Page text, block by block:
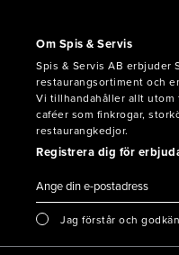
Om Spis & Servis
Spis & Servis AB erbjuder
restaurangsortiment och
Vi tillhandahåller allt utom
caféer som finkrogar,
restaurangkedjor.
Registrera dig för
Jag förstår och